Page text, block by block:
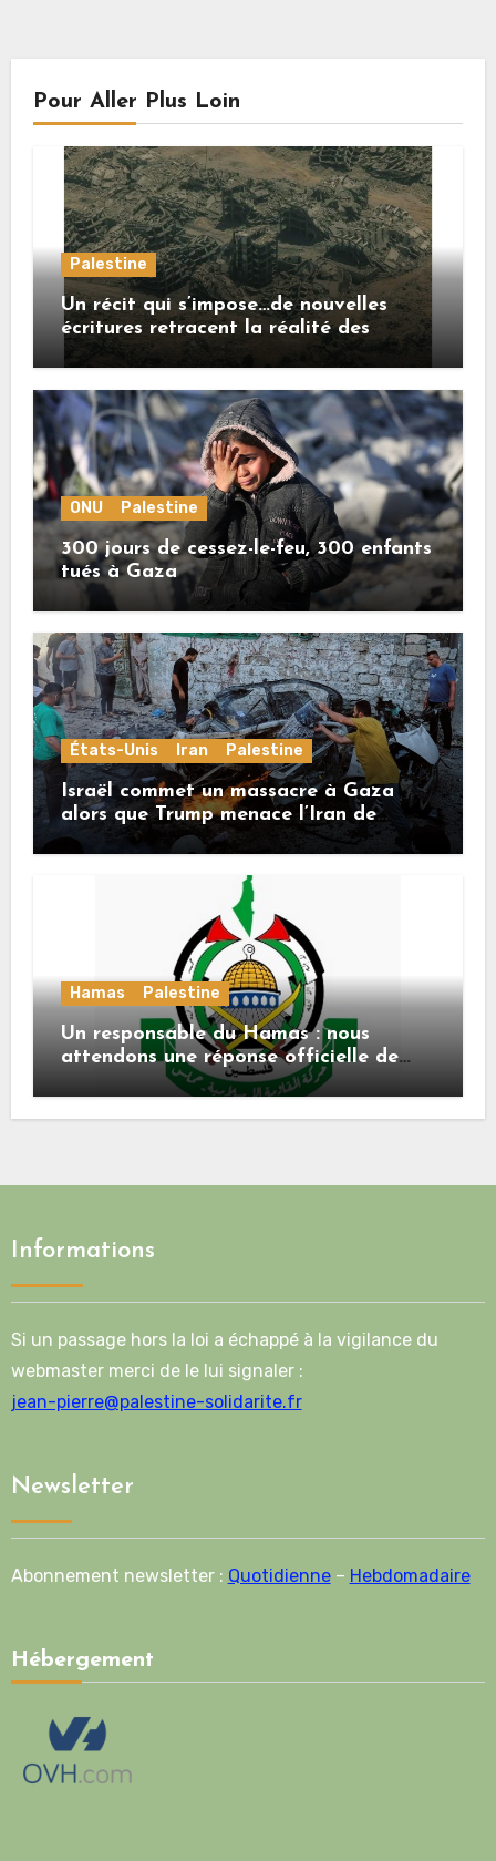
Pour Aller Plus Loin
Palestine
Un récit qui s’impose…de nouvelles
écritures retracent la réalité des
crimes sionistes à Gaza
ONU Palestine
300 jours de cessez-le-feu, 300 enfants
tués à Gaza
États-Unis Iran Palestine
Israël commet un massacre à Gaza
alors que Trump menace l’Iran de
«décapitation»
Hamas Palestine
Un responsable du Hamas : nous
attendons une réponse officielle de
Mladenov concernant la feuille de
route de la deuxième phase de l’accord
Informations
Si un passage hors la loi a échappé à la vigilance du
webmaster merci de le lui signaler :
jean-pierre@palestine-solidarite.fr
Newsletter
Abonnement newsletter : Quotidienne– Hebdomadaire
Hébergement